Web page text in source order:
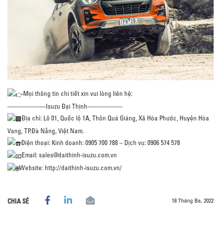
Mọi thông tin chi tiết xin vui lòng liên hệ:
——————Isuzu Đại Thịnh—————–
Địa chỉ: Lô 01, Quốc lộ 1A, Thôn Quá Giáng, Xã Hòa Phước, Huyện Hòa
Vang, TP.Đà Nẵng, Việt Nam.
Điện thoại: Kinh doanh: 0905 700 788 – Dịch vụ: 0906 574 578
Email: sales@daithinh-isuzu.com.vn
Website: http://daithinh-isuzu.com.vn/
CHIA SẺ 18 Tháng Ba, 2022